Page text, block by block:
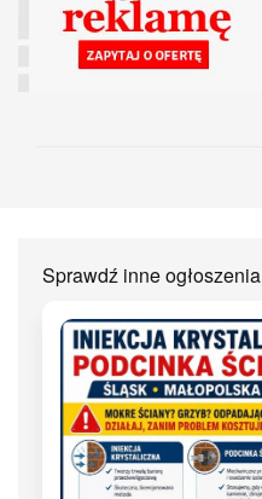
Sprawdź inne ogłoszenia